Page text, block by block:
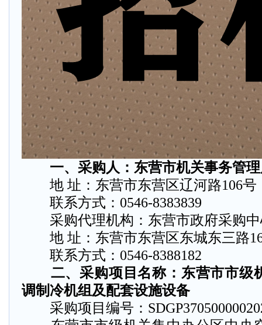
一、采购人：东营市机关事务管理
地 址：东营市东营区辽河路106号
联系方式：0546-8383839
采购代理机构：东营市政府采购中
地 址：东营市东营区东城东三路
联系方式：0546-8388182
二、采购项目名称：东营市市级
调制冷机组及配套设施设备
采购项目编号：